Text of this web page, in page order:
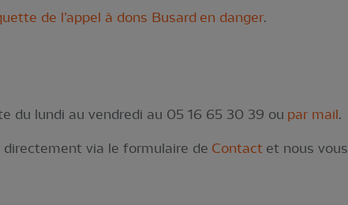
de l’appel à dons Busard en danger.
du lundi au vendredi au 05 16 65 30 39 ou par mail.
directement via le formulaire de Contactet nous vous